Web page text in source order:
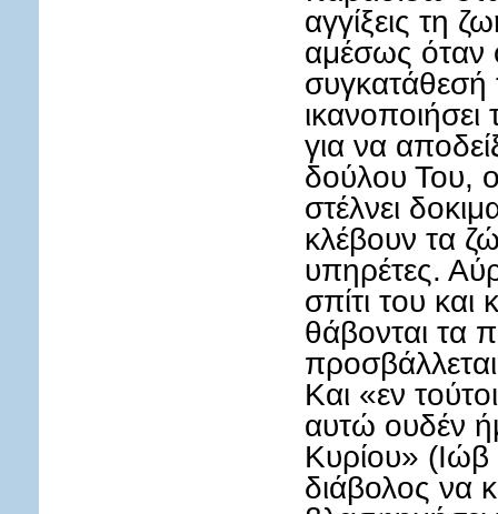
αγγίξεις τη
αμέσως όταν
συγκατάθεσή
για να
δούλου Του, ο
στέλνει
κλέβουν τα
υπηρέτες.
σπίτι του
θάβονται τα
Και «εν
αυτώ ουδέν
Κυρίου»
διάβολος να